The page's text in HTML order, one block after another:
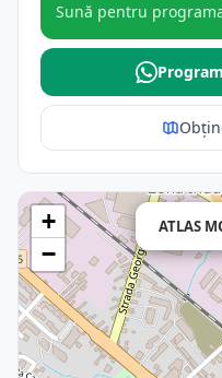
Sună pentru
ATLAS
+
−